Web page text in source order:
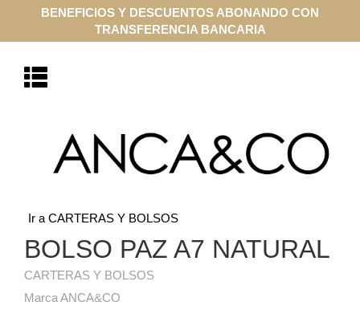
BENEFICIOS Y DESCUENTOS ABONANDO CON
TRANSFERENCIA BANCARIA
Ir a CARTERAS Y BOLSOS
BOLSO PAZ A7 NATURAL
CARTERAS Y BOLSOS
Marca ANCA&CO